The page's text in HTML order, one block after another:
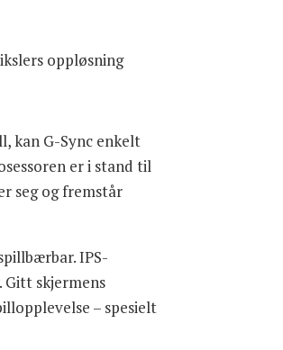
oppløsning
kan G-Sync enkelt
er i stand til
seg og fremstår
IPS-
Gitt skjermens
– spesielt